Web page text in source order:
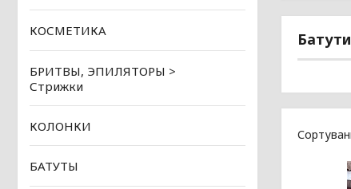
Батути
КОСМЕТИКА
БРИТВЫ, ЭПИЛЯТОРЫ >
Стрижки
КОЛОНКИ
БАТУТЫ